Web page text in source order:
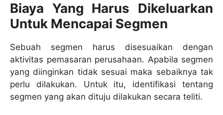
Biaya Yang Harus Dikeluarkan
Untuk Mencapai Segmen
Sebuah segmen harus disesuaikan dengan
aktivitas pemasaran perusahaan. Apabila segmen
yang diinginkan tidak sesuai maka sebaiknya tak
perlu dilakukan. Untuk itu, identifikasi tentang
segmen yang akan dituju dilakukan secara teliti.